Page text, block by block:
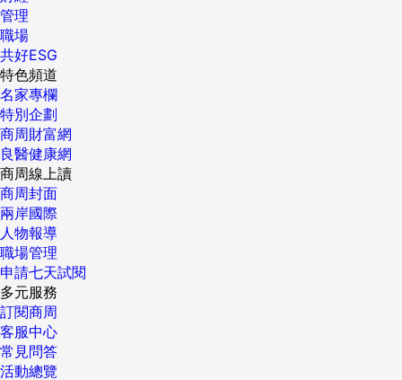
管理
職場
共好ESG
特色頻道
名家專欄
特別企劃
商周財富網
良醫健康網
商周線上讀
商周封面
兩岸國際
人物報導
職場管理
申請七天試閱
多元服務
訂閱商周
客服中心
常見問答
活動總覽